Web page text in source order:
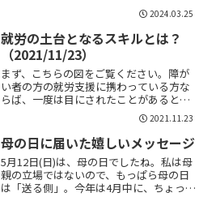
実施しているシェアハウス事業等につき
まして、株式会社田治（たじ）を通じて
展開して参ります...
2024.03.25
就労の土台となるスキルとは？
（2021/11/23）
まず、こちらの図をご覧ください。障が
い者の方の就労支援に携わっている方な
らば、一度は目にされたことがあると思
います。職業準備性のピラミッド（独立
行政法人 高齢･障害･求職者雇用支援機構
『2019年度版就業支援ハンドブック』よ
り）この図を見て...
2021.11.23
母の日に届いた嬉しいメッセージ
5月12日(日)は、母の日でしたね。私は母
親の立場ではないので、もっぱら母の日
は「送る側」。今年は4月中に、ちょっと